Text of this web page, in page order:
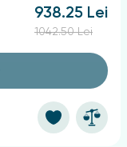
938.25 Lei
1042.50 Lei